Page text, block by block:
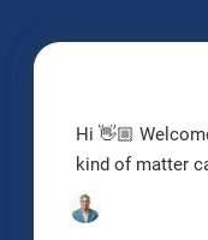
¿Tengo un caso?
Contacta
hoy
Hi 👋🏼
kind of matter